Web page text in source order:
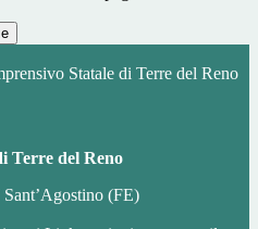
Statale di Terre del Reno
Terre del Reno
(FE)